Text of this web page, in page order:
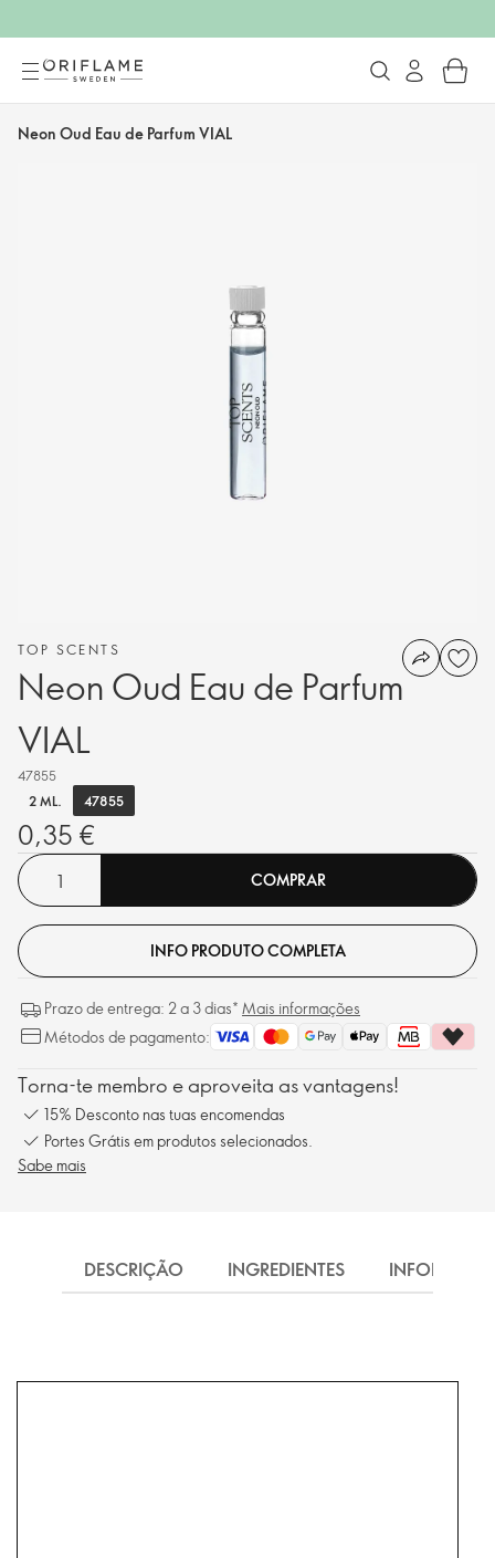
Neon Oud Eau de Parfum VIAL
TOP SCENTS
Neon Oud Eau de Parfum
VIAL
47855
2 ML.
47855
0,35 €
COMPRAR
INFO PRODUTO COMPLETA
Prazo de entrega: 2 a 3 dias* Mais informações
Métodos de pagamento:
Torna-te membro e aproveita as vantagens!
15% Desconto nas tuas encomendas
Portes Grátis em produtos selecionados.
Sabe mais
DESCRIÇÃO INGREDIENTES